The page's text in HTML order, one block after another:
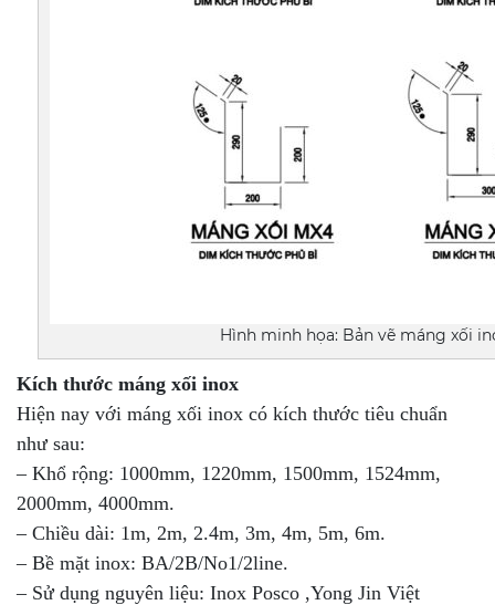
Hình minh họa: Bản vẽ máng xối
Kích thước máng xối inox
Hiện nay với máng xối inox có kích thước tiêu chuẩn
như sau:
– Khổ rộng: 1000mm, 1220mm, 1500mm, 1524mm,
2000mm, 4000mm.
– Chiều dài: 1m, 2m, 2.4m, 3m, 4m, 5m, 6m.
– Bề mặt inox: BA/2B/No1/2line.
– Sử dụng nguyên liệu: Inox Posco ,Yong Jin Việt